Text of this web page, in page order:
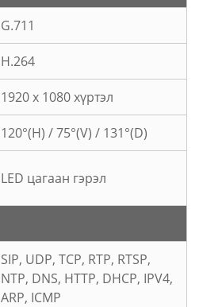
G.711
H.264
1920 x 1080 хүртэл
120°(H) / 75°(V) / 131°(D)
LED цагаан гэрэл
SIP, UDP, TCP, RTP, RTSP,
NTP, DNS, HTTP, DHCP, IPV4,
ARP, ICMP